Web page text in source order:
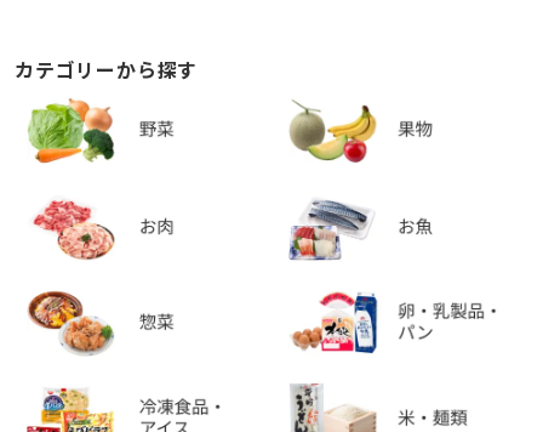
カテゴリーから探す